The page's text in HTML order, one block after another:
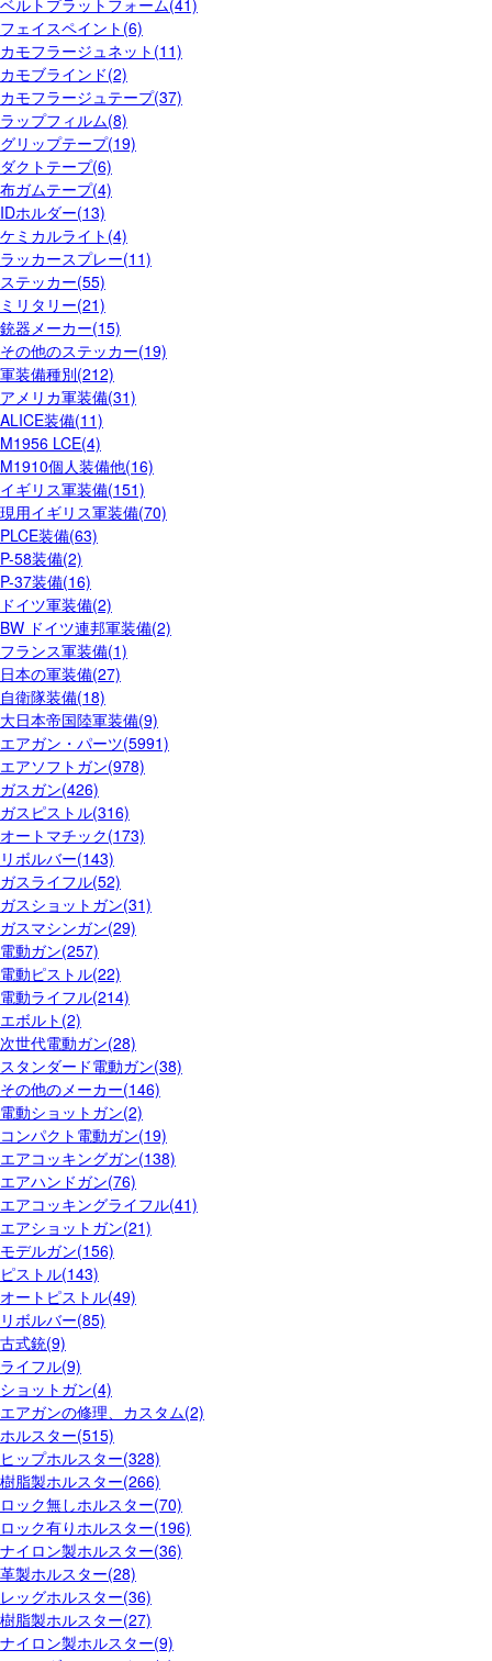
フェイスペイント(6)
カモフラージュネット(11)
カモブラインド(2)
カモフラージュテープ(37)
ラップフィルム(8)
グリップテープ(19)
ダクトテープ(6)
布ガムテープ(4)
IDホルダー(13)
ケミカルライト(4)
ラッカースプレー(11)
ステッカー(55)
ミリタリー(21)
銃器メーカー(15)
その他のステッカー(19)
軍装備種別(212)
アメリカ軍装備(31)
ALICE装備(11)
M1956 LCE(4)
M1910個人装備他(16)
イギリス軍装備(151)
現用イギリス軍装備(70)
PLCE装備(63)
P-58装備(2)
P-37装備(16)
ドイツ軍装備(2)
BW ドイツ連邦軍装備(2)
フランス軍装備(1)
日本の軍装備(27)
自衛隊装備(18)
大日本帝国陸軍装備(9)
エアガン・パーツ(5991)
エアソフトガン(978)
ガスガン(426)
ガスピストル(316)
オートマチック(173)
リボルバー(143)
ガスライフル(52)
ガスショットガン(31)
ガスマシンガン(29)
電動ガン(257)
電動ピストル(22)
電動ライフル(214)
エボルト(2)
次世代電動ガン(28)
スタンダード電動ガン(38)
その他のメーカー(146)
電動ショットガン(2)
コンパクト電動ガン(19)
エアコッキングガン(138)
エアハンドガン(76)
エアコッキングライフル(41)
エアショットガン(21)
モデルガン(156)
ピストル(143)
オートピストル(49)
リボルバー(85)
古式銃(9)
ライフル(9)
ショットガン(4)
エアガンの修理、カスタム(2)
ホルスター(515)
ヒップホルスター(328)
樹脂製ホルスター(266)
ロック無しホルスター(70)
ロック有りホルスター(196)
ナイロン製ホルスター(36)
革製ホルスター(28)
レッグホルスター(36)
樹脂製ホルスター(27)
ナイロン製ホルスター(9)